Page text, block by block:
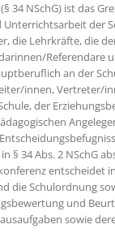
34 NSchG) ist das
Unterrichtsarbeit der
die Lehrkräfte, die
Referendare
an der
innen, Vertreter/
der
§ 34 Abs. 2 NSchG
entscheidet
die Schulordnung
und
sowie